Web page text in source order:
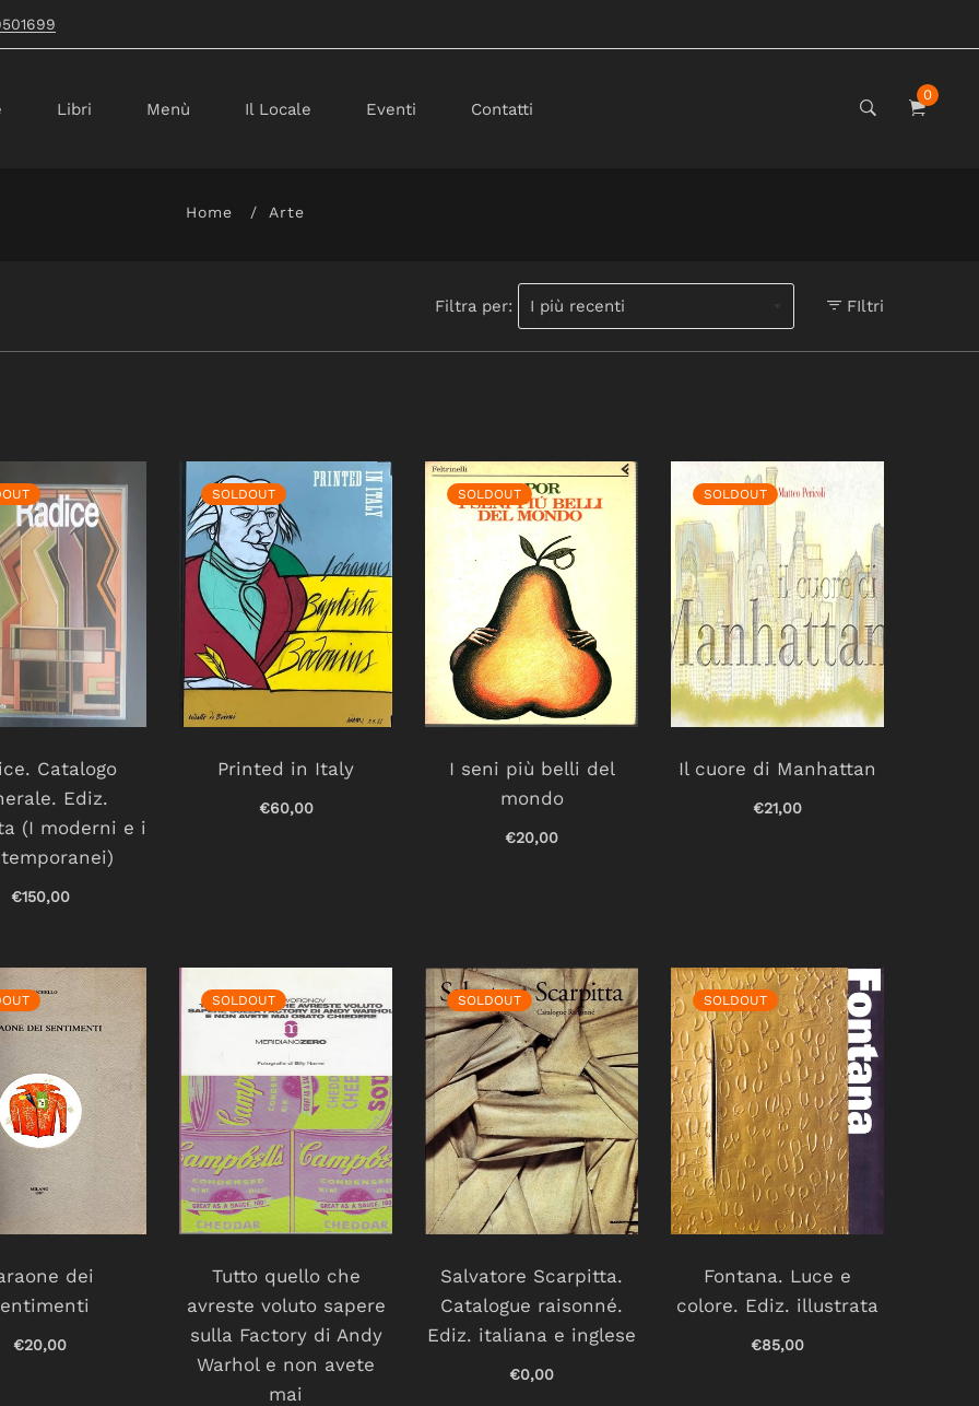
Libri Menù Il Locale Eventi Contatti
0
Home Arte
Filtra per: FIltri
Catalogo
Ediz.
(I moderni e i
€150,00
SOLDOUT
Printed in Italy
€60,00
SOLDOUT
I seni più belli del
mondo
€20,00
SOLDOUT
Il cuore di Manhattan
€21,00
dei
€20,00
SOLDOUT
Tutto quello che
avreste voluto sapere
sulla Factory di Andy
Warhol e non avete
mai
SOLDOUT
Salvatore Scarpitta.
Catalogue raisonné.
Ediz. italiana e inglese
€0,00
SOLDOUT
Fontana. Luce e
colore. Ediz. illustrata
€85,00